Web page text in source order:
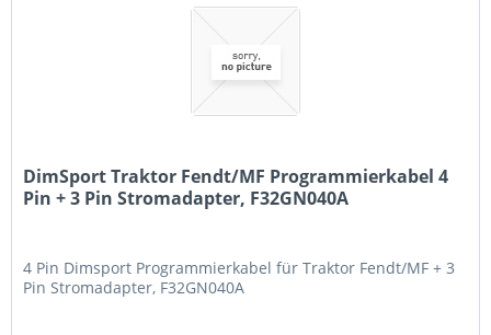
DimSport Traktor Fendt/MF Programmierkabel 4
Pin + 3 Pin Stromadapter, F32GN040A
4 Pin Dimsport Programmierkabel für Traktor Fendt/MF + 3
Pin Stromadapter, F32GN040A